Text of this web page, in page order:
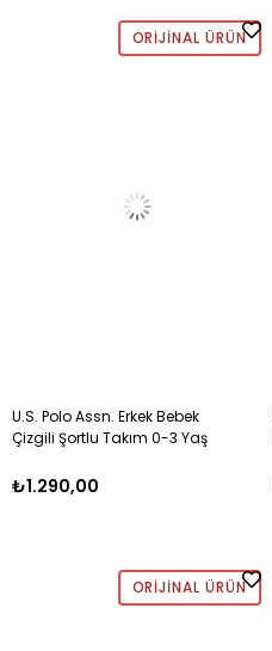
ORIJINAL ÜRÜN
U.S. Polo Assn. Erkek Bebek
Çizgili Şortlu Takım 0-3 Yaş
₺1.290,00
ORIJINAL ÜRÜN